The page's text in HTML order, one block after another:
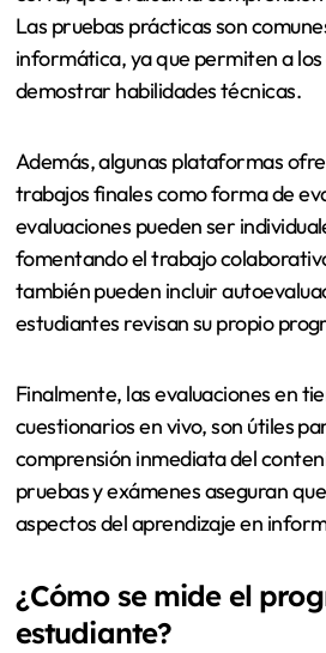
Las pruebas prácticas son
informática, ya que permiten a
demostrar habilidades técnicas.
Además, algunas plataformas
trabajos finales como forma de
evaluaciones pueden ser
fomentando el trabajo
también pueden incluir
estudiantes revisan su propio
Finalmente, las evaluaciones en
cuestionarios en vivo, son útiles
comprensión inmediata del
pruebas y exámenes aseguran
aspectos del aprendizaje en
¿Cómo se mide el
estudiante?